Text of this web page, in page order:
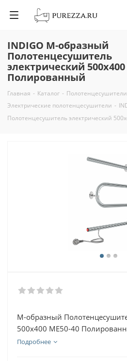
INDIGO М-образный
Полотенцесушитель
электрический 500х400
Полированный
Главная - Каталог - Полотенцесушители
Электрические полотенцесушители -
Полотенцесушитель электрический
М-образный
500х400 ME50-40
Подробнее